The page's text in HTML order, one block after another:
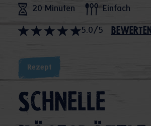
20 Minuten Einfach
5.0/5 bewerten
Rezept
Schnelle